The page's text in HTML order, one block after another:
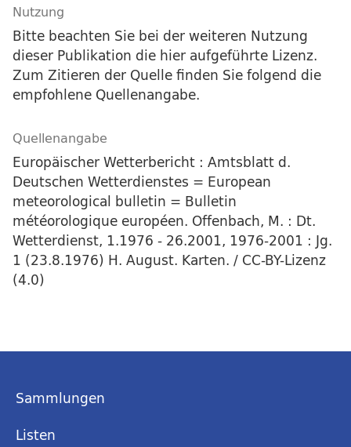
Nutzung
Bitte beachten Sie bei der weiteren Nutzung
dieser Publikation die hier aufgeführte Lizenz.
Zum Zitieren der Quelle finden Sie folgend die
empfohlene Quellenangabe.
Quellenangabe
Europäischer Wetterbericht : Amtsblatt d.
Deutschen Wetterdienstes = European
meteorological bulletin = Bulletin
météorologique européen. Offenbach, M. : Dt.
Wetterdienst, 1.1976 - 26.2001, 1976-2001 : Jg.
1 (23.8.1976) H. August. Karten. / CC-BY-Lizenz
(4.0)
Sammlungen
Listen